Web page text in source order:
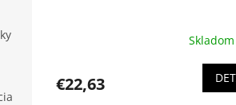
Skladom
€22,63